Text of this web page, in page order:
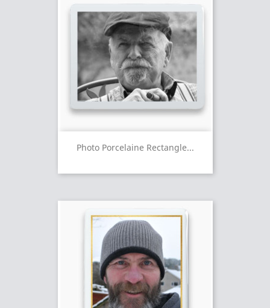
Photo Porcelaine Rectangle...